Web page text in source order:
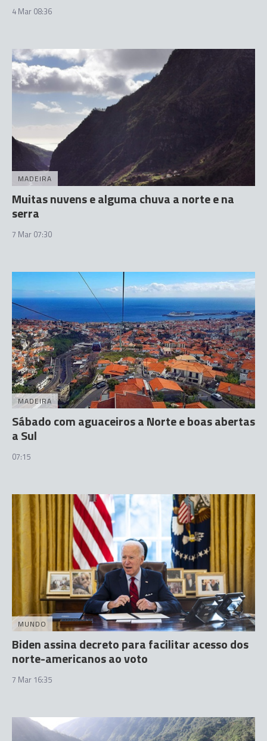
4 Mar 08:36
MADEIRA
Muitas nuvens e alguma chuva a norte e na
serra
7 Mar 07:30
MADEIRA
Sábado com aguaceiros a Norte e boas abertas
a Sul
07:15
MUNDO
Biden assina decreto para facilitar acesso dos
norte-americanos ao voto
7 Mar 16:35